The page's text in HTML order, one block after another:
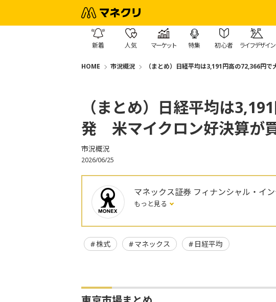
新着 人気 マーケット 特集 初心者 ライフデザイン
HOME 市況概況 （まとめ）日経平均は3,191円高の72,366円
（まとめ）日経平均は
発 米マイクロン好決算が
市況概況
2026/06/25
マネックス証券 フィナンシャル・イ
もっと見る
株式 マネックス 日経平均